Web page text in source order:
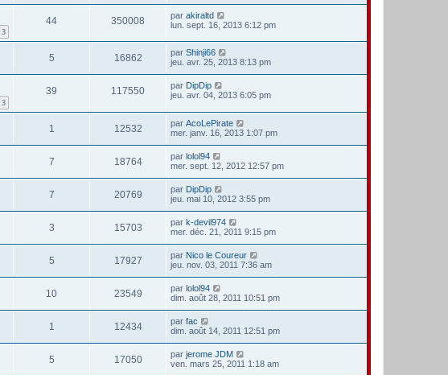
3
44 350008 par akiraltd
lun. sept. 16, 2013 6:12 pm
5 16862 par Shinji66
jeu. avr. 25, 2013 8:13 pm
3
39 117550 par DipDip
jeu. avr. 04, 2013 6:05 pm
1 12532 par AcoLePirate
mer. janv. 16, 2013 1:07 pm
7 18764 par lolol94
mer. sept. 12, 2012 12:57 pm
7 20769 par DipDip
jeu. mai 10, 2012 3:55 pm
3 15703 par k-devil974
mer. déc. 21, 2011 9:15 pm
5 17927 par Nico le Coureur
jeu. nov. 03, 2011 7:36 am
10 23549 par lolol94
dim. août 28, 2011 10:51 pm
1 12434 par fac
dim. août 14, 2011 12:51 pm
5 17050 par jerome JDM
ven. mars 25, 2011 1:18 am